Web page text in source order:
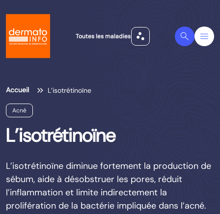
Toutes les maladies scatter_plot Search Menu
Accueil L’isotrétinoïne
Acné
L’isotrétinoïne
L’isotrétinoïne diminue fortement la production de
sébum, aide à désobstruer les pores, réduit
l’inflammation et limite indirectement la
prolifération de la bactérie impliquée dans l’acné.